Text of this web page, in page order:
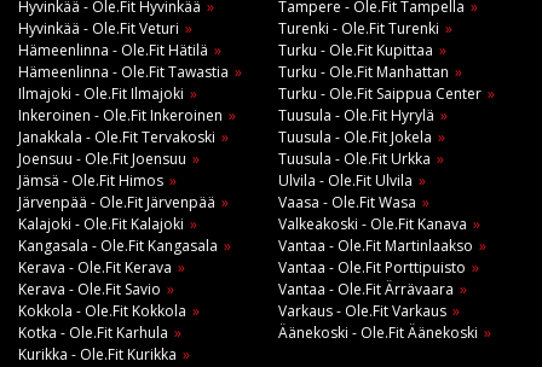
Hyvinkää - Ole.Fit Hyvinkää
Hyvinkää - Ole.Fit Veturi
Hämeenlinna - Ole.Fit Hätilä
Hämeenlinna - Ole.Fit Tawastia
Ilmajoki - Ole.Fit Ilmajoki
Inkeroinen - Ole.Fit Inkeroinen
Janakkala - Ole.Fit Tervakoski
Joensuu - Ole.Fit Joensuu
Jämsä - Ole.Fit Himos
Järvenpää - Ole.Fit Järvenpää
Kalajoki - Ole.Fit Kalajoki
Kangasala - Ole.Fit Kangasala
Kerava - Ole.Fit Kerava
Kerava - Ole.Fit Savio
Kokkola - Ole.Fit Kokkola
Kotka - Ole.Fit Karhula
Kurikka - Ole.Fit Kurikka
Tampere - Ole.Fit Tampella
Turenki - Ole.Fit Turenki
Turku - Ole.Fit Kupittaa
Turku - Ole.Fit Manhattan
Turku - Ole.Fit Saippua Center
Tuusula - Ole.Fit Hyrylä
Tuusula - Ole.Fit Jokela
Tuusula - Ole.Fit Urkka
Ulvila - Ole.Fit Ulvila
Vaasa - Ole.Fit Wasa
Valkeakoski - Ole.Fit Kanava
Vantaa - Ole.Fit Martinlaakso
Vantaa - Ole.Fit Porttipuisto
Vantaa - Ole.Fit Ärrävaara
Varkaus - Ole.Fit Varkaus
Äänekoski - Ole.Fit Äänekoski